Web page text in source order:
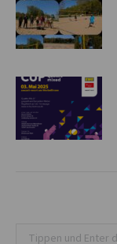
Search: